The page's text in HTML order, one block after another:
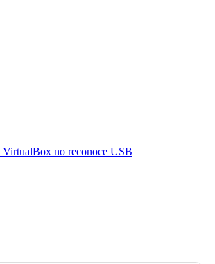
VirtualBox no reconoce USB